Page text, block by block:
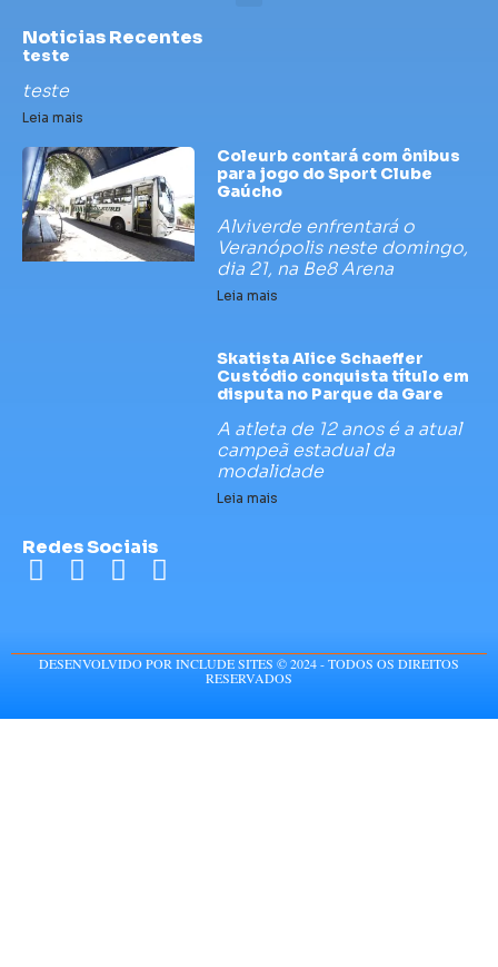
Noticias Recentes
teste
teste
Leia mais
Coleurb contará com ônibus
para jogo do Sport Clube
Gaúcho
Alviverde enfrentará o
Veranópolis neste domingo,
dia 21, na Be8 Arena
Leia mais
Skatista Alice Schaeffer
Custódio conquista título em
disputa no Parque da Gare
A atleta de 12 anos é a atual
campeã estadual da
modalidade
Leia mais
Redes Sociais
DESENVOLVIDO POR INCLUDE SITES © 2024 - TODOS OS DIREITOS
RESERVADOS